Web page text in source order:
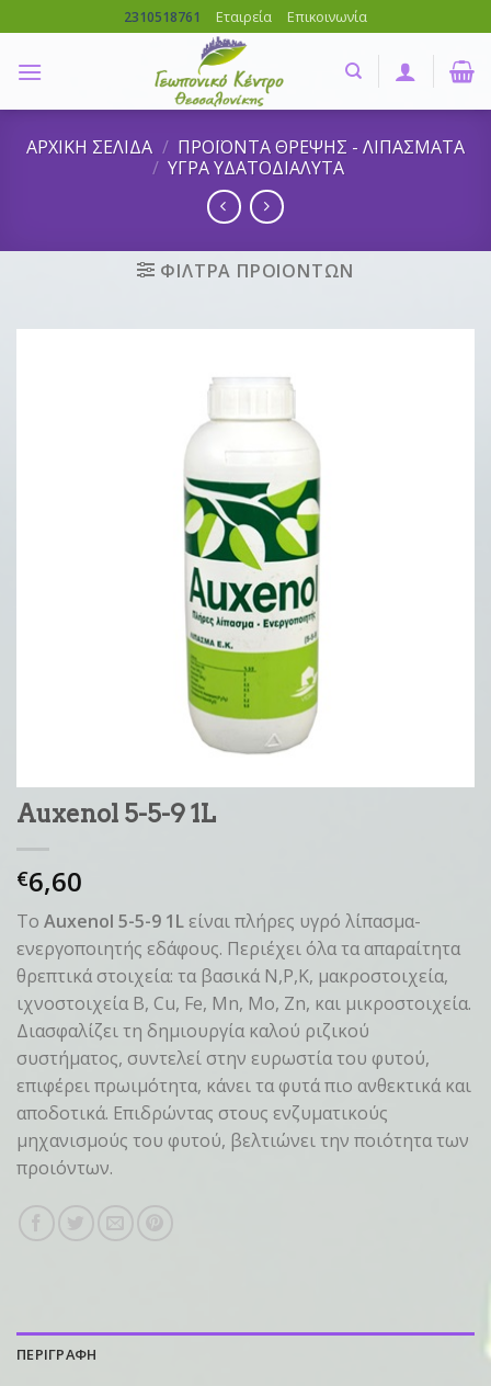
to
content
2310518761 Εταιρεία Επικοινωνία
ΑΡΧΙΚΗ ΣΕΛΙΔΑ / ΠΡΟΪΟΝΤΑ ΘΡΕΨΗΣ - ΛΙΠΑΣΜΑΤΑ
/ ΥΓΡΑ ΥΔΑΤΟΔΙΑΛΥΤΑ
ΦΙΛΤΡΑ ΠΡΟΙΟΝΤΩΝ
Auxenol 5-5-9 1L
€6,60
Το Auxenol 5-5-9 1L είναι πλήρες υγρό λίπασμα-
ενεργοποιητής εδάφους. Περιέχει όλα τα απαραίτητα
θρεπτικά στοιχεία: τα βασικά Ν,Ρ,Κ, μακροστοιχεία,
ιχνοστοιχεία B, Cu, Fe, Mn, Mo, Zn, και μικροστοιχεία.
Διασφαλίζει τη δημιουργία καλού ριζικού
συστήματος, συντελεί στην ευρωστία του φυτού,
επιφέρει πρωιμότητα, κάνει τα φυτά πιο ανθεκτικά και
αποδοτικά. Επιδρώντας στους ενζυματικούς
μηχανισμούς του φυτού, βελτιώνει την ποιότητα των
προιόντων.
ΠΕΡΙΓΡΑΦΗ